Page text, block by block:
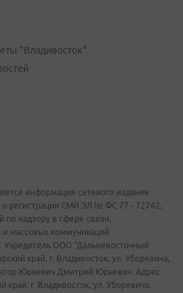
"Владивосток"
информация сетевого издания
о регистрации СМИ ЭЛ № ФС 77 - 72742,
надзору в сфере связи,
массовых коммуникаций
Учредитель ООО "Дальневосточный
край, г. Владивосток, ул. Уборевича,
Юркевич Дмитрий Юрьевич. Адрес
край, г. Владивосток, ул. Уборевича,